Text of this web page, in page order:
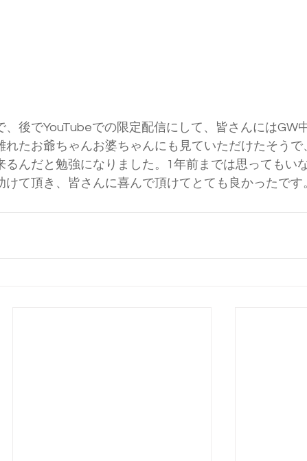
、後でYouTubeでの限定配信にして、皆さんにはGW
れたお爺ちゃんお婆ちゃんにも見ていただけたそうで
るんだと勉強になりました。1年前までは思ってもい
て頂き、皆さんに喜んで頂けてとても良かったです